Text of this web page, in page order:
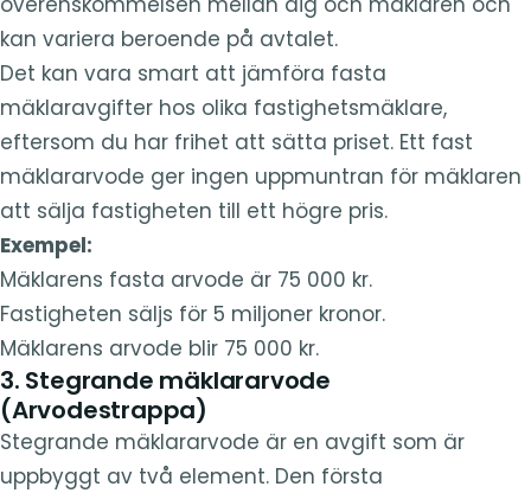
kan variera beroende på avtalet.
Det kan vara smart att jämföra fasta
mäklaravgifter hos olika fastighetsmäklare,
eftersom du har frihet att sätta priset. Ett fast
mäklararvode ger ingen uppmuntran för mäklaren
att sälja fastigheten till ett högre pris.
Exempel:
Mäklarens fasta arvode är 75 000 kr.
Fastigheten säljs för 5 miljoner kronor.
Mäklarens arvode blir 75 000 kr.
3. Stegrande mäklararvode
(Arvodestrappa)
Stegrande mäklararvode är en avgift som är
uppbyggt av två element. Den första